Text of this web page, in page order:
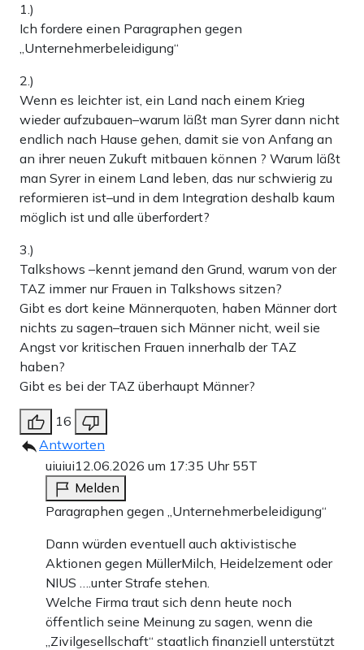
1.)
Ich fordere einen Paragraphen gegen
„Unternehmerbeleidigung“
2.)
Wenn es leichter ist, ein Land nach einem Krieg
wieder aufzubauen–warum läßt man Syrer dann nicht
endlich nach Hause gehen, damit sie von Anfang an
an ihrer neuen Zukuft mitbauen können ? Warum läßt
man Syrer in einem Land leben, das nur schwierig zu
reformieren ist–und in dem Integration deshalb kaum
möglich ist und alle überfordert?
3.)
Talkshows –kennt jemand den Grund, warum von der
TAZ immer nur Frauen in Talkshows sitzen?
Gibt es dort keine Männerquoten, haben Männer dort
nichts zu sagen–trauen sich Männer nicht, weil sie
Angst vor kritischen Frauen innerhalb der TAZ
haben?
Gibt es bei der TAZ überhaupt Männer?
16
Antworten
uiuiui12.06.2026 um 17:35 Uhr 55T
Melden
Paragraphen gegen „Unternehmerbeleidigung“
Dann würden eventuell auch aktivistische
Aktionen gegen MüllerMilch, Heidelzement oder
NIUS ….unter Strafe stehen.
Welche Firma traut sich denn heute noch
öffentlich seine Meinung zu sagen, wenn die
„Zivilgesellschaft“ staatlich finanziell unterstützt